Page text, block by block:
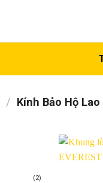
/ Kính Bảo Hộ
(2)